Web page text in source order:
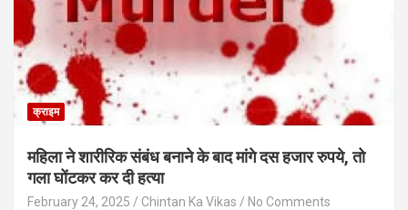
क्राइम
महिला ने शारीरिक संबंध बनाने के बाद मांगे दस हजार रुपये, तो
गला घोंटकर कर दी हत्या
February 24, 2025 Chintan Ka Vikas No Comments